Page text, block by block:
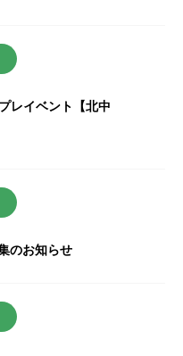
レイベント【北中
のお知らせ